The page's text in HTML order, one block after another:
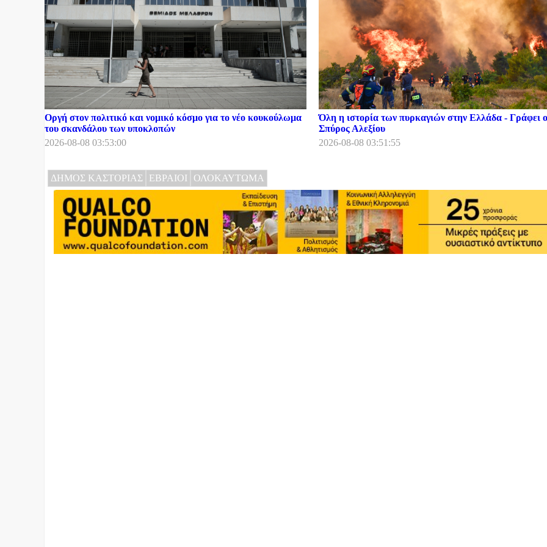
Οργή στον πολιτικό και νομικό κόσμο για το νέο κουκούλωμα
του σκανδάλου των υποκλοπών
2026-08-08 03:53:00
Όλη η ιστορία των πυρκαγιών στην Ελλάδα - Γράφει ο
Σπύρος Αλεξίου
2026-08-08 03:51:55
ΔΗΜΟΣ ΚΑΣΤΟΡΙΑΣ ΕΒΡΑΙΟΙ ΟΛΟΚΑΥΤΩΜΑ